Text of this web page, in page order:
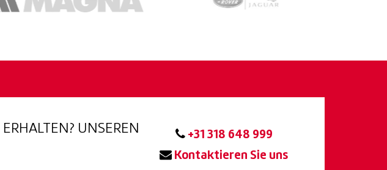
ERHALTEN? UNSEREN
+31 318 648 999
Kontaktieren Sie uns